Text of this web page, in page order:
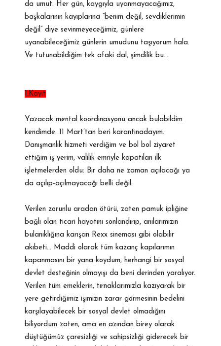
da umut. Her gün, kaygıyla uyanmayacağımız,
başkalarının kayıplarına “benim değil, sevdiklerimin
değil” diye sevinmeyeceğimiz, günlere
uyanabileceğimiz günlerin umudunu taşıyorum hala.
Ve tutunabildiğim tek afaki dal, şimdilik bu….
1.Kayıt
Yazacak mental koordinasyonu ancak bulabildim
kendimde. 11 Mart’tan beri karantinadayım.
Danışmanlık hizmeti verdiğim ve bol bol ziyaret
ettiğim iş yerim, valilik emriyle kapatılan ilk
işletmelerden oldu: Bir daha ne zaman açılacağı ya
da açılıp-açılmayacağı belli değil.
Verilen zorunlu aradan ötürü, zaten pamuk ipliğine
bağlı olan ticari hayatını sonlandırıp, anılarımızın
bulanıklığına karışan Rexx sineması gibi olabilir
akıbeti… Maddi olarak tüm kazanç kapılarımın
kapanmasını bir yana koydum, herhangi bir sosyal
devlet desteğinin olmayışı da beni derinden yaralıyor.
Verilen tüm emeklerin, tırnaklarımızla kazıyarak bir
yere getirdiğimiz işimizin zarar görmesinin bedelini
karşılayabilecek bir sosyal devlet olmadığını
biliyordum zaten, ama en azından birey olarak
düştüğümüz çaresizliği ve sahipsizliği giderecek bir